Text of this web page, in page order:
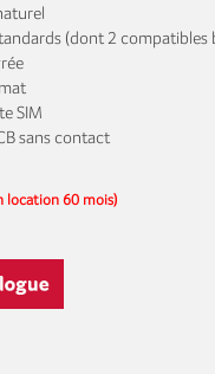
(dont 2 compatibles
SIM
sans contact
location 60 mois)